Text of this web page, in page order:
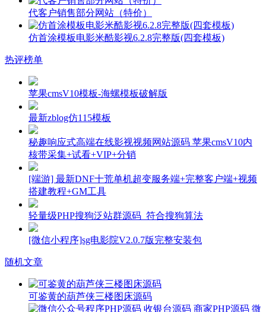
代客户销售部分网站（特价）
仿首涂模板电影米酷影视6.2.8完整版(四套模板)
热评榜单
苹果cmsV10模板-海螺模板破解版
最新zblog仿115模板
秘趣响应式高端在线影视视频网站源码 苹果cmsV10内
核带采集+试看+VIP+分销
[端游] 最新DNF十荒单机超变服务端+完整客户端+视频
搭建教程+GM工具
轻量级PHP搜狗泛站群源码_符合搜狗算法
[微信小程序]sg电影院V2.0.7版完整安装包
随机文章
可鉴黄的葫芦侠三楼图床源码